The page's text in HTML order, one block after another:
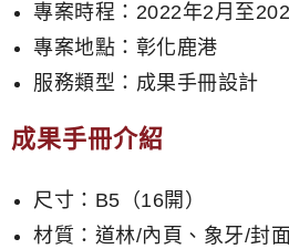
專案時程：2022年2月至
專案地點：彰化鹿港
服務類型：成果手冊設計
成果手冊介紹
尺寸：B5（16開）
材質：道林/內頁、象牙/封